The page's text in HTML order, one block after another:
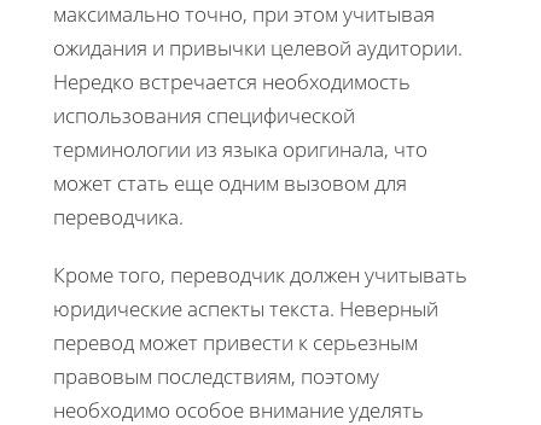
максимально точно, при этом учитывая
ожидания и привычки целевой аудитории.
Нередко встречается необходимость
использования специфической
терминологии из языка оригинала, что
может стать еще одним вызовом для
переводчика.
Кроме того, переводчик должен учитывать
юридические аспекты текста. Неверный
перевод может привести к серьезным
правовым последствиям, поэтому
необходимо особое внимание уделять